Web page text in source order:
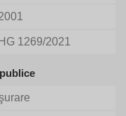
1269/2021